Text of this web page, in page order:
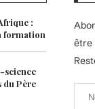
:
formation
science
du Père
être